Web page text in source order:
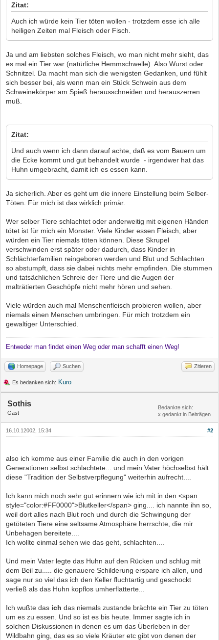
Zitat:
Auch ich würde kein Tier töten wollen - trotzdem esse ich alle
heiligen Zeiten mal Fleisch oder Fisch.
Ja und am liebsten solches Fleisch, wo man nicht mehr sieht, das
es mal ein Tier war (natürliche Hemmschwelle). Also Wurst oder
Schnitzel. Da macht man sich die wenigsten Gedanken, und fühlt
sich besser bei, als wenn man ein Stück Schwein aus dem
Schweinekörper am Spieß herausschneiden und herauszerren
muß.
Zitat:
Und auch wenn ich dann darauf achte, daß es vom Bauern um
die Ecke kommt und gut behandelt wurde - irgendwer hat das
Huhn umgebracht, damit ich es essen kann.
Ja sicherlich. Aber es geht um die innere Einstellung beim Selber-
Töten. Für mich ist das wirklich primär.
Wer selber Tiere schlachtet oder anderweitig mit eigenen Händen
tötet ist für mich ein Monster. Viele Kinder essen Fleisch, aber
würden ein Tier niemals töten können. Diese Skrupel
verschwinden erst später oder dadurch, dass Kinder in
Schlächterfamilien reingeboren werden und Blut und Schlachten
so abstumpft, dass sie dabei nichts mehr empfinden. Die stummen
und tatsächlichen Schreie der Tiere und die Augen der
malträtierten Geschöpfe nicht mehr hören und sehen.
Viele würden auch mal Menschenfleisch probieren wollen, aber
niemals einen Menschen umbringen. Für mich trotzdem ein
gewaltiger Unterschied.
Entweder man findet einen Weg oder man schafft einen Weg!
Homepage Suchen Zitieren
Es bedanken sich: Kuro
Sothis
Gast
Bedankte sich:
x gedankt in Beiträgen
#2
16.10.12002, 15:34
also ich komme aus einer Familie die auch in den vorigen
Generationen selbst schlachtete... und mein Vater höchselbst hält
diese "Tradition der Selbstverpflegung" weiterhin aufrecht....
Ich kann mich noch sehr gut erinnern wie ich mit in den <span
style="color:#FF0000">Blutkeller</span> ging.... ich nannte ihn so,
weil dort alles nach Blut roch und durch die Schwingung der
getöteten Tiere eine seltsame Atmosphäre herrschte, die mir
Unbehagen bereitete....
Ich wollte einmal sehen wie das geht, schlachten....
Und mein Vater legte das Huhn auf den Rücken und schlug mit
dem Beil zu..... die genauere Schilderung erspare ich allen, und
sage nur so viel das ich den Keller fluchtartig und geschockt
verließ als das Huhn kopflos umherflatterte...
Ich wußte das ich das niemals zustande brächte ein Tier zu töten
um es zu essen. Und so ist es bis heute. Immer sagte ich in
solchen Diskussionen in denen es um das Überleben in der
Wildbahn ging, das es so viele Kräuter etc gibt von denen der